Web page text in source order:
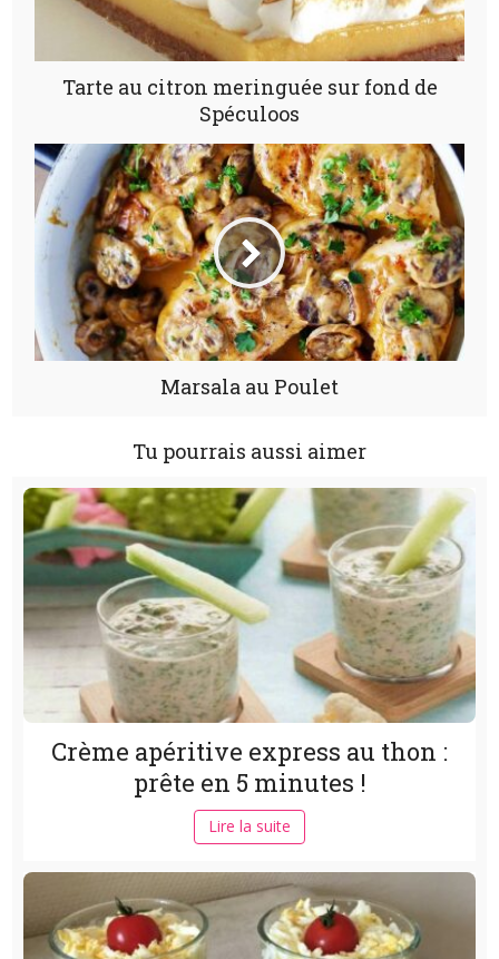
Tarte au citron meringuée sur fond de
Spéculoos
Marsala au Poulet
Tu pourrais aussi aimer
Crème apéritive express au thon :
prête en 5 minutes !
Lire la suite